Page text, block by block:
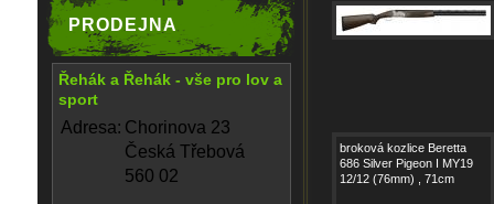
PRODEJNA
Řehák a Řehák - vše pro lov a
sport
Adresa: Chorinova 23
Česká Třebová
560 02
broková kozlice Beretta
686 Silver Pigeon I MY19
12/12 (76mm) , 71cm